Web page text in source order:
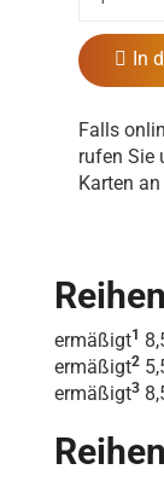
In
Falls
rufen Sie
Karten
ermäßigt1
ermäßigt2
ermäßigt3